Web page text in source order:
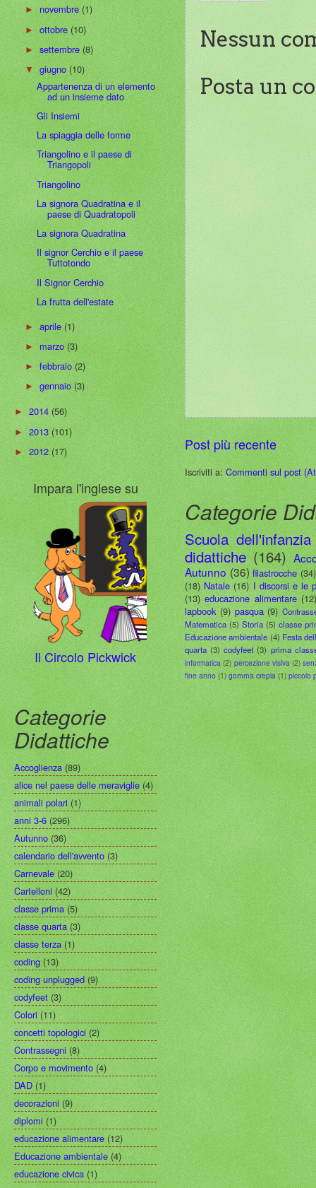
Nessun
Posta un
Post più recente
Iscriviti a:Commenti sul post
Categorie
Scuola dell'infanzia
didattiche (164)
Autunno (36) filastrocche (34)
(18) Natale (16) I discorsi e le
(13) educazione alimentare
lapbook (9) pasqua (9)
Matematica (5) Storia (5) classe
Educazione ambientale (4) Festa
quarta (3) codyfeet (3) prima
informatica (2) percezione visiva (2)
fine anno (1) gomma crepla (1) piccolo
►novembre(1)
►ottobre(10)
►settembre(8)
▼giugno(10)
Appartenenza di un elemento
ad un insieme dato
Gli Insiemi
La spiaggia delle forme
Triangolino e il paese di
Triangopoli
Triangolino
La signora Quadratina e il
paese di Quadratopoli
La signora Quadratina
Il signor Cerchio e il paese
Tuttotondo
Il Signor Cerchio
La frutta dell'estate
►aprile(1)
►marzo(3)
►febbraio(2)
►gennaio(3)
►2014(56)
►2013(101)
►2012(17)
Impara l'inglese su
Il Circolo Pickwick
Categorie
Didattiche
Accoglienza (89)
alice nel paese delle meraviglie (4)
animali polari (1)
anni 3-6 (296)
Autunno (36)
calendario dell'avvento (3)
Carnevale (20)
Cartelloni (42)
classe prima (5)
classe quarta (3)
classe terza (1)
coding (13)
coding unplugged (9)
codyfeet (3)
Colori (11)
concetti topologici (2)
Contrassegni (8)
Corpo e movimento (4)
DAD (1)
decorazioni (9)
diplomi (1)
educazione alimentare (12)
Educazione ambientale (4)
educazione civica (1)